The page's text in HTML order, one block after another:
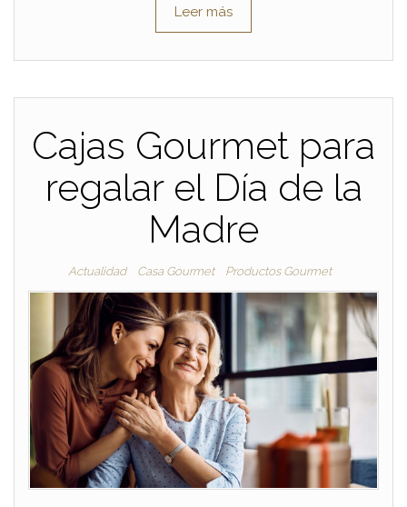
Leer más
Cajas Gourmet para
regalar el Día de la
Madre
Actualidad Casa Gourmet Productos Gourmet